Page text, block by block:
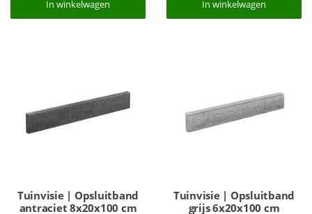
In winkelwagen
In winkelwagen In winkelwagen
In winkelwagen
Tuinvisie | Opsluitband
antraciet 8x20x100 cm
Tuinvisie | Opsluitband
grijs 6x20x100 cm